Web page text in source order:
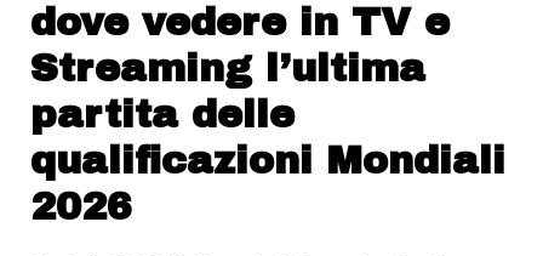
dove vedere in TV e
Streaming l’ultima
partita delle
qualificazioni Mondiali
2026